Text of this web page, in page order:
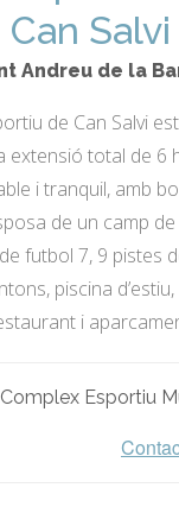
Can Salvi
Andreu de la
de Can Salvi
extensió total de 6
i tranquil, amb
de un camp
futbol 7, 9 pistes
piscina
i
Esportiu